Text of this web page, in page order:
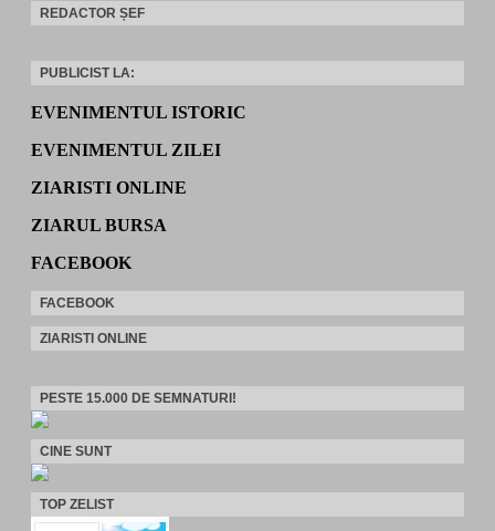
REDACTOR ȘEF
PUBLICIST LA:
EVENIMENTUL ISTORIC
EVENIMENTUL ZILEI
ZIARISTI ONLINE
ZIARUL BURSA
FACEBOOK
FACEBOOK
ZIARISTI ONLINE
PESTE 15.000 DE SEMNATURI!
CINE SUNT
TOP ZELIST